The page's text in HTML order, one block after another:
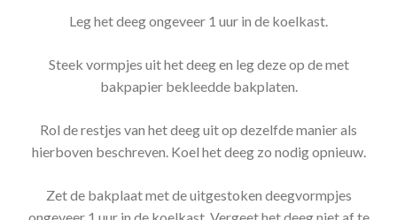
Leg het deeg ongeveer 1 uur in de koelkast.
Steek vormpjes uit het deeg en leg deze op de met
bakpapier bekleedde bakplaten.
Rol de restjes van het deeg uit op dezelfde manier als
hierboven beschreven. Koel het deeg zo nodig opnieuw.
Zet de bakplaat met de uitgestoken deegvormpjes
ongeveer 1 uur in de koelkast. Vergeet het deeg niet af te